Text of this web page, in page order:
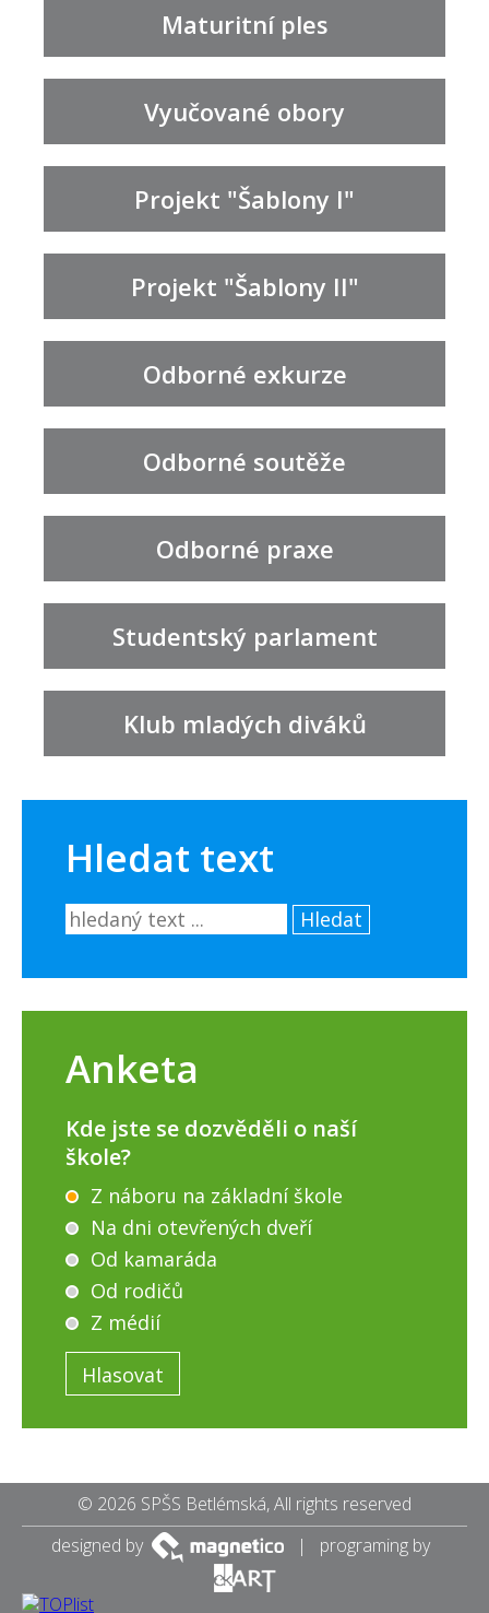
Maturitní ples
Vyučované obory
Projekt "Šablony I"
Projekt "Šablony II"
Odborné exkurze
Odborné soutěže
Odborné praxe
Studentský parlament
Klub mladých diváků
Hledat text
Hledat
Anketa
Kde jste se dozvěděli o naší
škole?
Z náboru na základní škole
Na dni otevřených dveří
Od kamaráda
Od rodičů
Z médií
© 2026 SPŠS Betlémská, All rights reserved
designed by
| programing by